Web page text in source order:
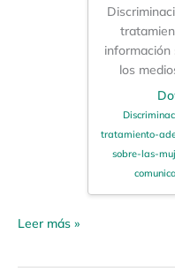
información
los
tratamiento-
sobre-las-
Leer más »